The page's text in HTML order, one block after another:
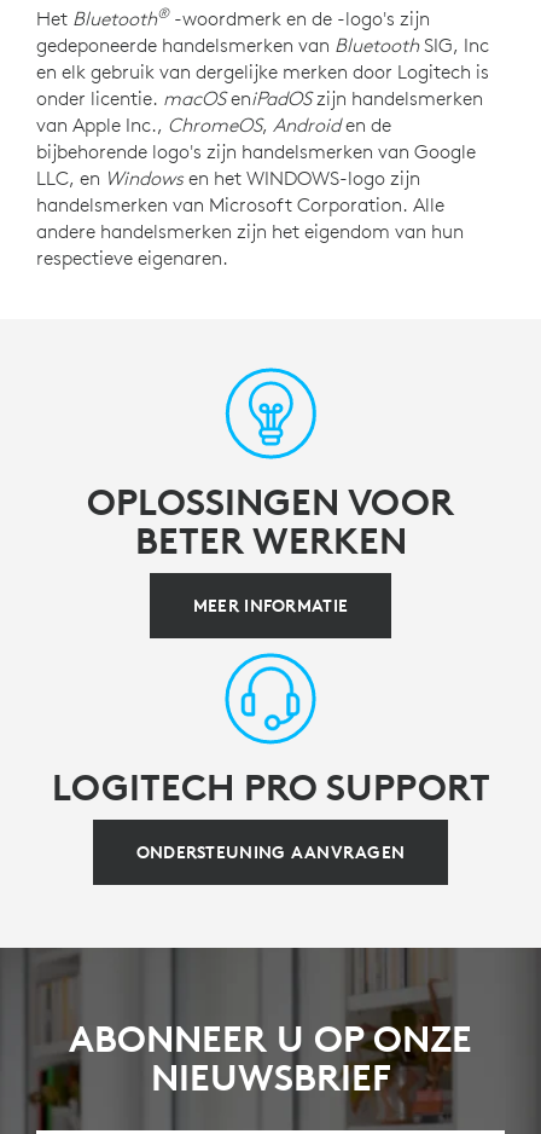
Het Bluetooth®-woordmerk en de -logo's zijn
gedeponeerde handelsmerken van BluetoothSIG, Inc
en elk gebruik van dergelijke merken door Logitech is
onder licentie. macOSeniPadOSzijn handelsmerken
van Apple Inc., ChromeOS, Androiden de
bijbehorende logo's zijn handelsmerken van Google
LLC, en Windowsen het WINDOWS-logo zijn
handelsmerken van Microsoft Corporation. Alle
andere handelsmerken zijn het eigendom van hun
respectieve eigenaren.
OPLOSSINGEN VOOR
BETER WERKEN
MEER INFORMATIE
LOGITECH PRO SUPPORT
ONDERSTEUNING AANVRAGEN
ABONNEER U OP ONZE
NIEUWSBRIEF